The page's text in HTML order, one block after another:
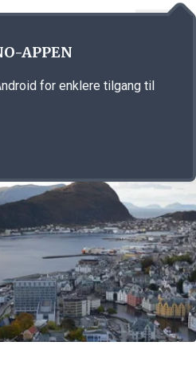
APPEN
for enklere tilgang til